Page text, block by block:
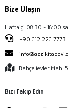
Bize Ulaşın
Haftaiçi 08:30 - 18:00
+90 312 223 7773
Bahçelievler Mah.
Bizi Takip Edin